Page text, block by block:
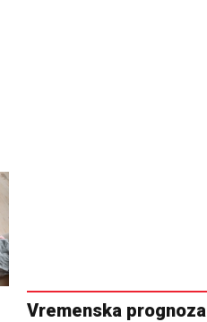
Vremenska prognoza